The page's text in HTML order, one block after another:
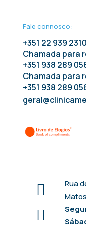
Fale connosco:
+351 22 939 2310
Chamada para
+351 938 289
Chamada para
+351 938 289
Rua